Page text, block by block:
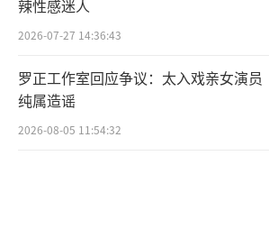
的侠义故事。
《异人之下》已于2023年
线，优酷全网独播，优酷会员首
至8月11日每天18:00更新1集
辣性感迷人
2026-07-27 14:36:43
罗正工作室回应争议：太入戏亲女演员
纯属造谣
2026-08-05 11:54:32